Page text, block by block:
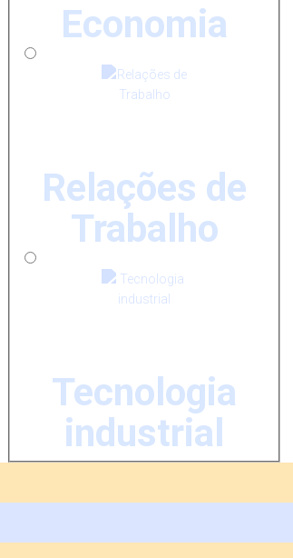
Economia
Relações de
Trabalho
Tecnologia
industrial